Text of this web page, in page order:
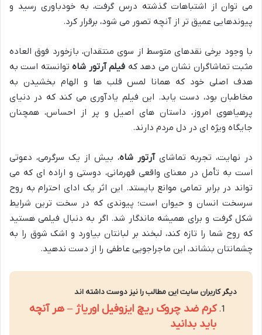
می توان از اشتباهات گذشته درس گرفت، به خودباوری رسید و
پیوندهایی عمیق تر از آنچه تصور می شود، برقرار کرد.
با وجود برخی نقدهای متوسط از سوی منتقدان، بازخورد فوق العاده
مثبت تماشاگران نشان می دهد که فیلم آرتور شاهتوانسته است به
هدف اصلی خود که همانا لمس قلب ها و الهام بخشیدن به
مخاطبان بود، دست یابد. این فیلم یادآوری می کند که در دنیای
پرهیاهوی امروز، داستان های اصیل و پر از احساس، همچنان
جایگاه ویژه ای در دل مردم دارند.
در نهایت، تجربه تماشایآرتور شاه، بیش از یک سرگرمی، دعوتی
است به تأمل در معنای واقعی قهرمانی، دوستی و اراده ای که می
تواند در برابر تمامی موانع بایستد. این اثر یک ادای احترام به روح
سرسخت انسان و حیوان است؛ پیوندی که در سخت ترین شرایط
شکل گرفت و برای همیشه ماندگار شد. اگر به دنبال فیلمی هستید
که روح شما را تازه کند، لبخند بر لبانتان بیاورد و اشک شوق را به
چشمانتان بنشاند، این ماجراجویی عاطفی را از دست ندهید.
دیگر کاربران سایت این مطالب را نیز دوست داشته اند
کرم ضد چروک ریچ ایزوفیل اوریاژ – هر آنچه
باید بدانید